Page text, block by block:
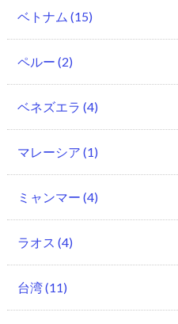
ベトナム (15)
ペルー (2)
ベネズエラ (4)
マレーシア (1)
ミャンマー (4)
ラオス (4)
台湾(11)